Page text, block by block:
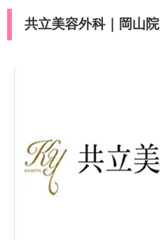
共立美容外科｜岡山院